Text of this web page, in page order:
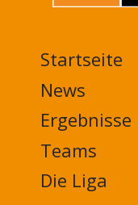
MAIN
NAVIGATION
FOOTER
Startseite
News
Ergebnisse
Teams
Die Liga